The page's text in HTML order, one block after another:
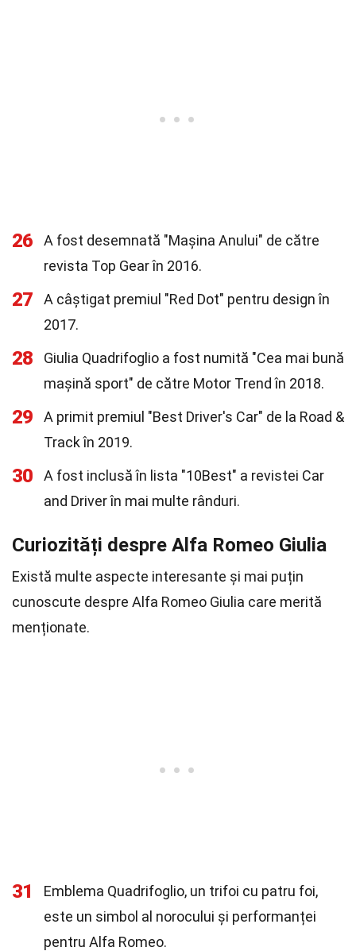
26
A fost desemnată "Mașina Anului" de către
revista Top Gear în 2016.
27
A câștigat premiul "Red Dot" pentru design în
2017.
28
Giulia Quadrifoglio a fost numită "Cea mai bună
mașină sport" de către Motor Trend în 2018.
29
A primit premiul "Best Driver's Car" de la Road &
Track în 2019.
30
A fost inclusă în lista "10Best" a revistei Car
and Driver în mai multe rânduri.
Curiozități despre Alfa Romeo Giulia
Există multe aspecte interesante și mai puțin
cunoscute despre Alfa Romeo Giulia care merită
menționate.
31
Emblema Quadrifoglio, un trifoi cu patru foi,
este un simbol al norocului și performanței
pentru Alfa Romeo.